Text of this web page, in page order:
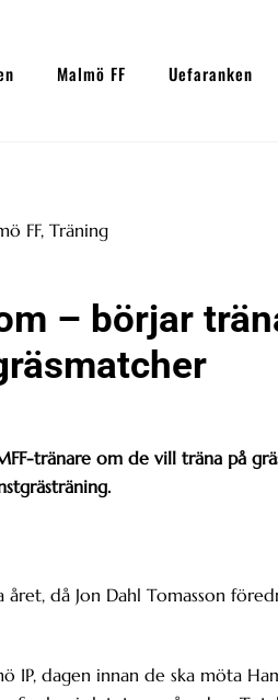
Malmö FF Uefaranken
– börjar
tränare om de vill träna på
då Jon Dahl Tomasson
IP, dagen innan de ska möta